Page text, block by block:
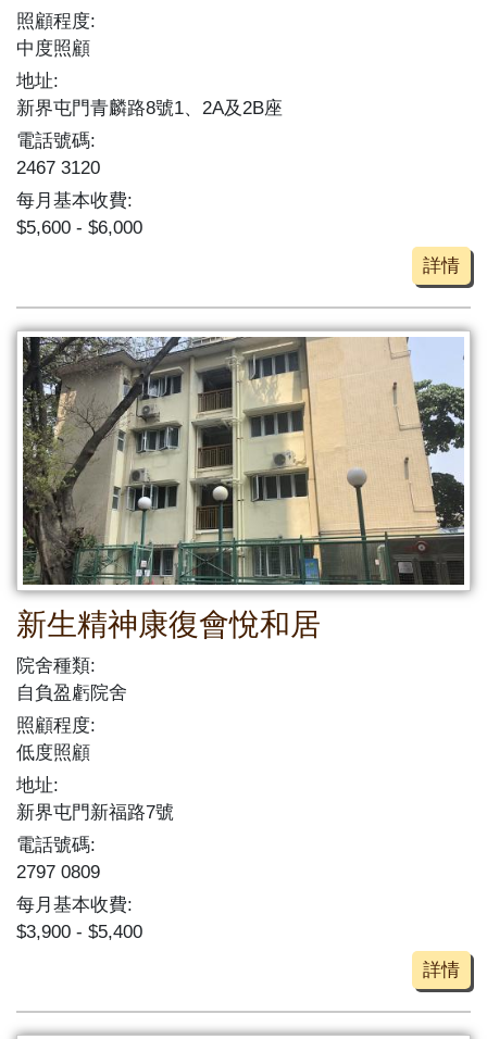
照顧程度:
中度照顧
地址:
新界屯門青麟路8號1、2A及2B座
電話號碼:
2467 3120
每月基本收費:
$5,600 - $6,000
詳情
新生精神康復會悅和居
院舍種類:
自負盈虧院舍
照顧程度:
低度照顧
地址:
新界屯門新福路7號
電話號碼:
2797 0809
每月基本收費:
$3,900 - $5,400
詳情